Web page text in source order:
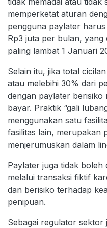
memperketat aturan
pengguna paylater
Rp3 juta per bulan,
paling lambat 1 Januari
Selain itu, jika total
atau melebihi 30% dari
dengan paylater berisiko
bayar. Praktik “gali
menggunakan satu
fasilitas lain, merupakan
menjerumuskan dalam
Paylater juga tidak boleh
melalui transaksi fiktif
dan berisiko terhadap
penipuan.
Sebagai regulator sektor